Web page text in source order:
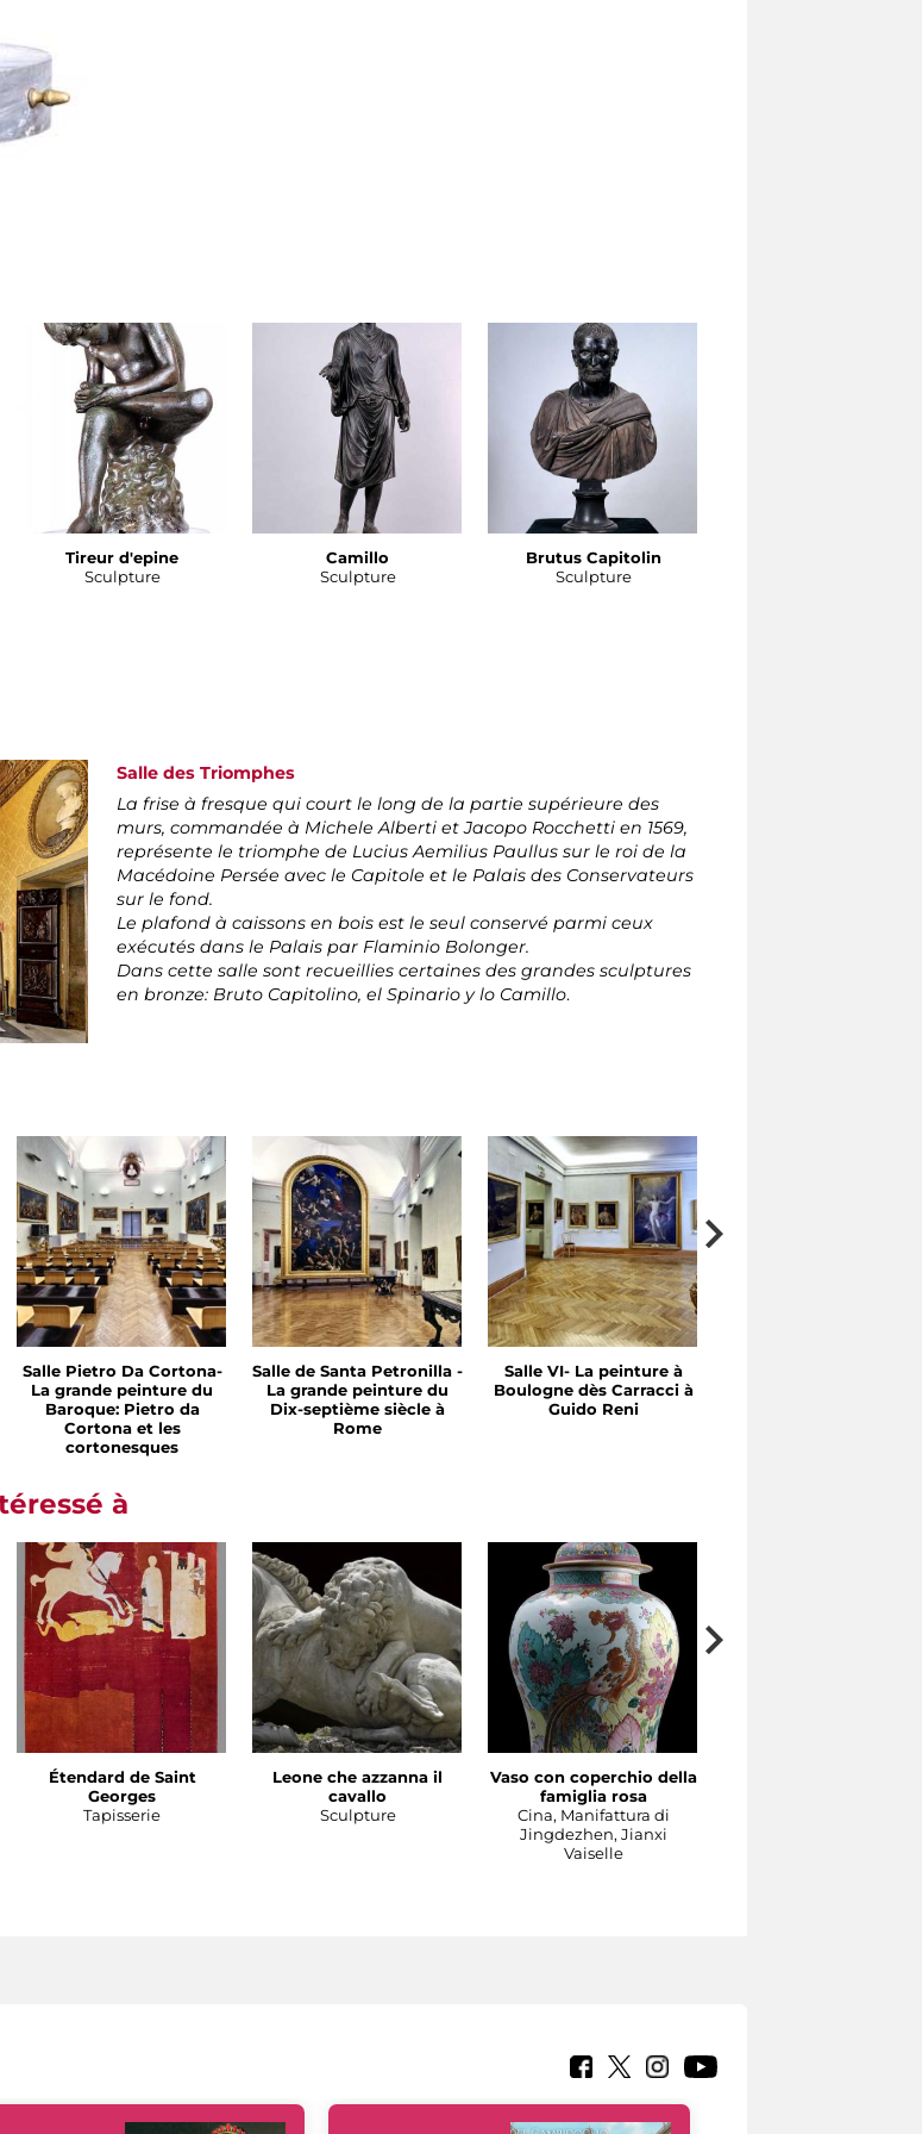
Tireur d'epine
Sculpture
Camillo
Sculpture
Brutus Capitolin
Sculpture
Salle des Triomphes
La frise à fresque qui court le long de la partie supérieure des
murs, commandée à Michele Alberti et Jacopo Rocchetti en 1569,
représente le triomphe de Lucius Aemilius Paullus sur le roi de la
Macédoine Persée avec le Capitole et le Palais des Conservateurs
sur le fond.
Le plafond à caissons en bois est le seul conservé parmi ceux
exécutés dans le Palais par Flaminio Bolonger.
Dans cette salle sont recueillies certaines des grandes sculptures
en bronze: Bruto Capitolino, el Spinario y lo Camillo.
Salle Pietro Da Cortona-
La grande peinture du
Baroque: Pietro da
Cortona et les
cortonesques
Salle de Santa Petronilla -
La grande peinture du
Dix-septième siècle à
Rome
Salle VI- La peinture à
Boulogne dès Carracci à
Guido Reni
à
Étendard de Saint
Georges
Tapisserie
Leone che azzanna il
cavallo
Sculpture
Vaso con coperchio della
famiglia rosa
Cina, Manifattura di
Jingdezhen, Jianxi
Vaiselle